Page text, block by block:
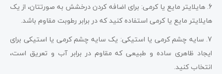
6. هایلایتر مایع یا کرمی: برای اضافه کردن درخشش به صورتتان، از یک
هایلایتر مایع یا کرمی استفاده کنید که در برابر رطوبت مقاوم باشد.
7. سایه چشم کرمی یا استیکی: یک سایه چشم کرمی یا استیکی برای
ایجاد ظاهری ساده و طبیعی که مقاوم در برابر آب و تعریق است،
انتخاب کنید.